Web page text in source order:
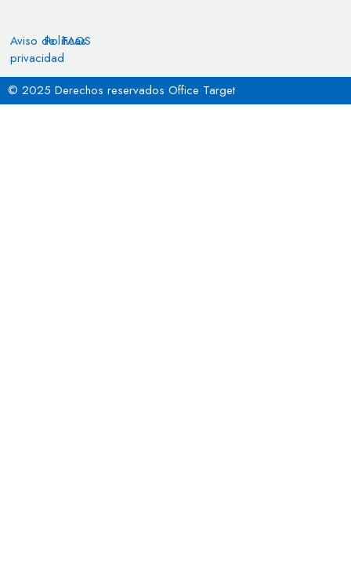
Aviso de
privacidad
Políticas
FAQS
© 2025 Derechos reservados Office Target